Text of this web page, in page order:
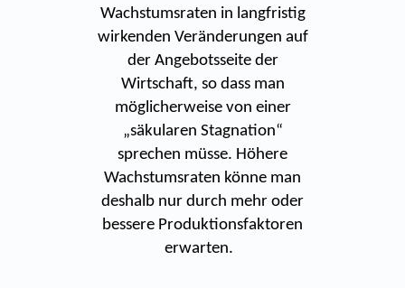
Wachstumsraten in langfristig
wirkenden Veränderungen auf
der Angebotsseite der
Wirtschaft, so dass man
möglicherweise von einer
„säkularen Stagnation“
sprechen müsse. Höhere
Wachstumsraten könne man
deshalb nur durch mehr oder
bessere Produktionsfaktoren
erwarten.